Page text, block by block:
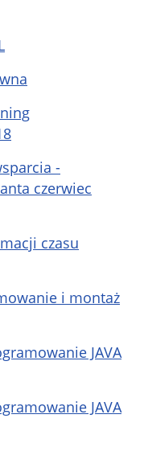
-
czerwiec
czasu
i montaż
JAVA
JAVA